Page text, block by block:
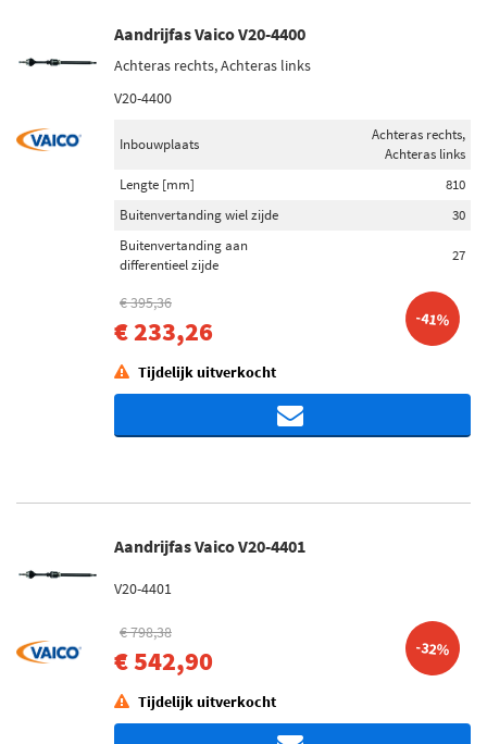
Op voorraad (4)Aandrijfas Vaico V20-4400
Achteras rechts, Achteras links
V20-4400
Inbouwplaats
Achteras rechts,
Achteras links
Lengte [mm]
810
Buitenvertanding wiel zijde
30
Buitenvertanding aan
differentieel zijde
27
€ 395,36
€ 233,26 -41%
Tijdelijk uitverkocht
Aandrijfas Vaico V20-4401
V20-4401
€ 798,38
€ 542,90 -32%
Tijdelijk uitverkocht